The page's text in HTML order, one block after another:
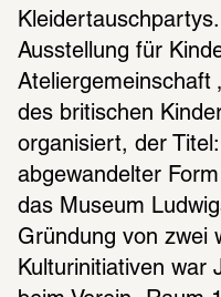
Ausstellung für
Ateliergemeinschaft
des britischen
organisiert, der Titel:
abgewandelter
das Museum
Gründung von zwei
Kulturinitiativen war